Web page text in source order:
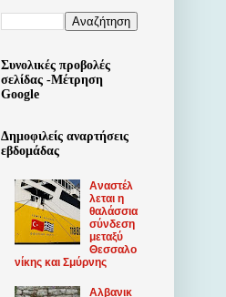
Συνολικές προβολές
σελίδας -Μέτρηση
Google
Δημοφιλείς αναρτήσεις
εβδομάδας
Αναστέλ
λεται η
θαλάσσια
σύνδεση
μεταξύ
Θεσσαλο
νίκης και Σμύρνης
Αλβανικ